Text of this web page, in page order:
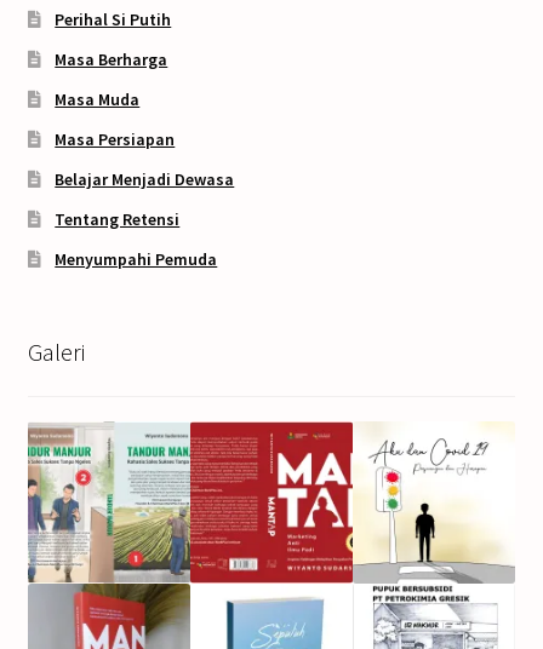
Perihal Si Putih
Masa Berharga
Masa Muda
Masa Persiapan
Belajar Menjadi Dewasa
Tentang Retensi
Menyumpahi Pemuda
Galeri